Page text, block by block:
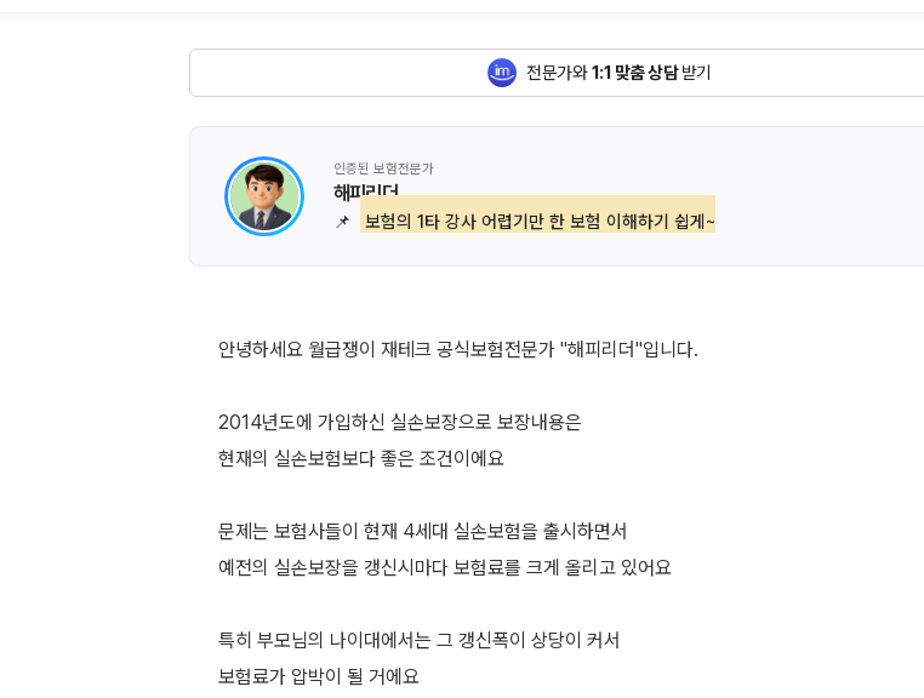
전문가와1:1 맞춤 상담받기
인증된 보험전문가
해피리더
📌 보험의 1타 강사 어렵기만 한 보험 이해하기 쉽게~
안녕하세요 월급쟁이 재테크 공식보험전문가 "해피리더"입니다.
2014년도에 가입하신 실손보장으로 보장내용은
현재의 실손보험보다 좋은 조건이에요
문제는 보험사들이 현재 4세대 실손보험을 출시하면서
예전의 실손보장을 갱신시마다 보험료를 크게 올리고 있어요
특히 부모님의 나이대에서는 그 갱신폭이 상당이 커서
보험료가 압박이 될 거에요